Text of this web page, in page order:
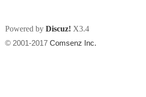
Powered by Discuz! X3.4
© 2001-2017 Comsenz Inc.